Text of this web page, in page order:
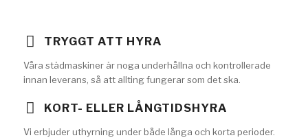
TRYGGT ATT HYRA
Våra städmaskiner är noga underhållna och kontrollerade
innan leverans, så att allting fungerar som det ska.
KORT- ELLER LÅNGTIDSHYRA
Vi erbjuder uthyrning under både långa och korta perioder.